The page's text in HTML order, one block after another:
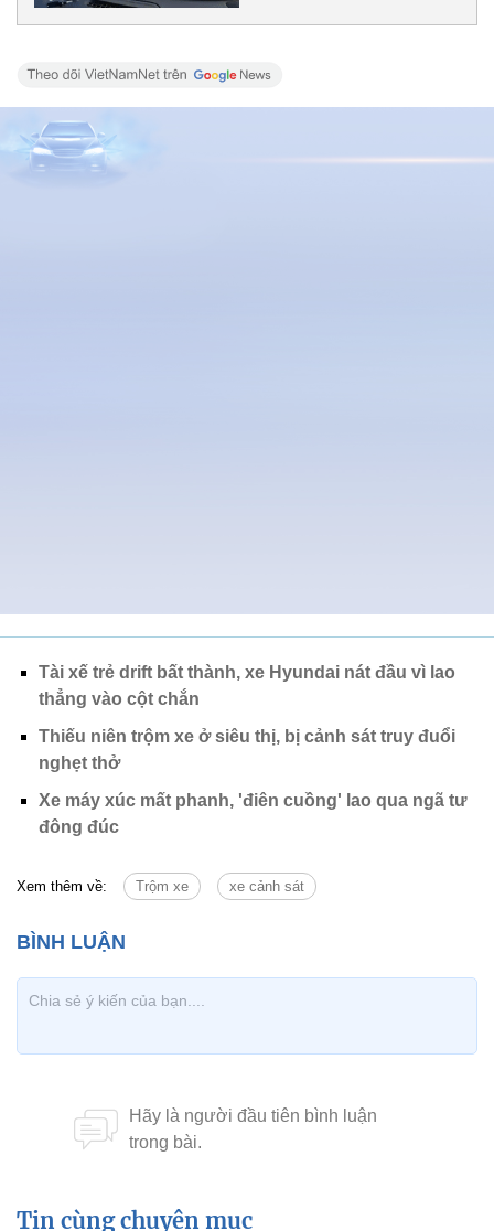
Tài xế trẻ drift bất thành, xe Hyundai nát đầu vì lao
thẳng vào cột chắn
Thiếu niên trộm xe ở siêu thị, bị cảnh sát truy đuổi
nghẹt thở
Xe máy xúc mất phanh, 'điên cuồng' lao qua ngã tư
đông đúc
Xem thêm về: Trộm xe xe cảnh sát
Tin cùng chuyên mục